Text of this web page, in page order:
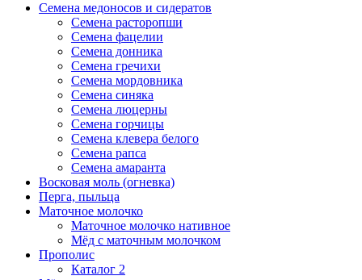
Семена медоносов и сидератов
Семена расторопши
Семена фацелии
Семена донника
Семена гречихи
Семена мордовника
Семена синяка
Семена люцерны
Семена горчицы
Семена клевера белого
Семена рапса
Семена амаранта
Восковая моль (огневка)
Перга, пыльца
Маточное молочко
Маточное молочко нативное
Мёд с маточным молочком
Прополис
Каталог 2